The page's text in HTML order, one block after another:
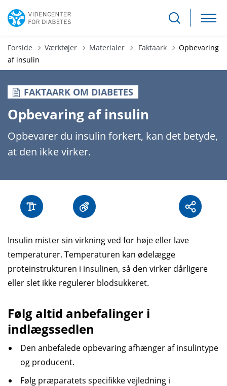
Forside Værktøjer Materialer Tilbage til
Faktaark
Opbevaring
af insulin
FAKTAARK OM DIABETES
Opbevaring af insulin
Opbevarer du insulin forkert, kan det betyde,
at den ikke virker.
Insulin mister sin virkning ved for høje eller lave
temperaturer. Temperaturen kan ødelægge
proteinstrukturen i insulinen, så den virker dårligere
eller slet ikke regulerer blodsukkeret.
Følg altid anbefalinger i
indlægssedlen
Den anbefalede opbevaring afhænger af insulintype
og producent.
Følg præparatets specifikke vejledning i